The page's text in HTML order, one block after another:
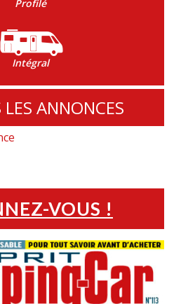
Profilé
Intégral
ANNONCES
VOUS !